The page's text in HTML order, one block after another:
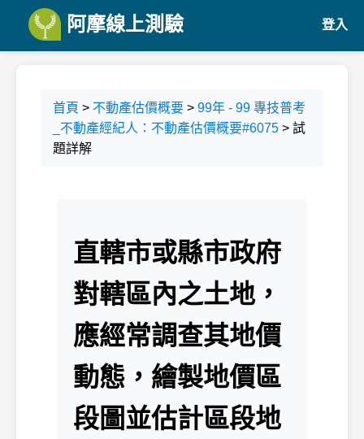
阿摩線上測驗 登入
首頁 > 不動產估價概要 > 99年 - 99 專技普考
_不動產經紀人：不動產估價概要#6075 > 試
題詳解
直轄市或縣市政府
對轄區內之土地，
應經常調查其地價
動態，繪製地價區
段圖並估計區段地